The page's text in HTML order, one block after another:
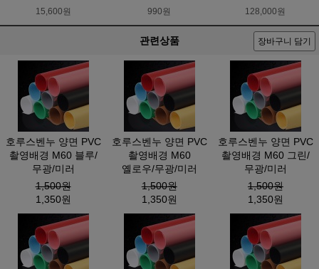
15,600원
990원
128,000원
관련상품 장바구니 담기
호루스벤누 양면 PVC
촬영배경 M60 블루/
무광/미러
1,500원
1,350원
호루스벤누 양면 PVC
촬영배경 M60
옐로우/무광/미러
1,500원
1,350원
호루스벤누 양면 PVC
촬영배경 M60 그린/
무광/미러
1,500원
1,350원